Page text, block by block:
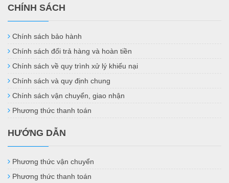
CHÍNH SÁCH
Chính sách bảo hành
Chính sách đổi trả hàng và hoàn tiền
Chính sách về quy trình xử lý khiếu nại
Chính sách và quy định chung
Chính sách vận chuyển, giao nhận
Phương thức thanh toán
HƯỚNG DẪN
Phương thức vận chuyển
Phương thức thanh toán